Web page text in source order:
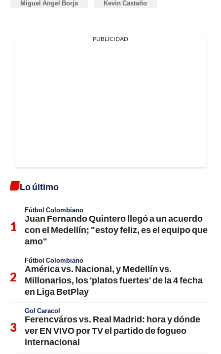
Miguel Ángel Borja Kevin Castaño
PUBLICIDAD
Lo último
Fútbol Colombiano
Juan Fernando Quintero llegó a un acuerdo
con el Medellín; "estoy feliz, es el equipo que
amo"
Fútbol Colombiano
América vs. Nacional, y Medellín vs.
Millonarios, los 'platos fuertes' de la 4 fecha
en Liga BetPlay
Gol Caracol
Ferencváros vs. Real Madrid: hora y dónde
ver EN VIVO por TV el partido de fogueo
internacional